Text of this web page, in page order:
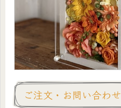
ご注文・お問い合わせ